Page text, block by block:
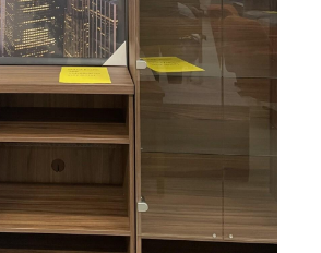
LISÄTIETOJA